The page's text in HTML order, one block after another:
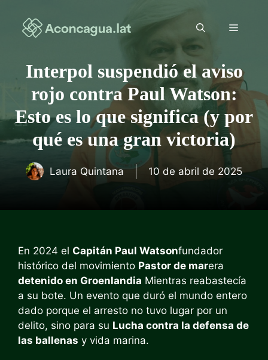
contenido
Menú
Interpol suspendió el aviso
rojo contra Paul Watson:
Esto es lo que significa (y por
qué es una gran victoria)
Laura Quintana 10 de abril de 2025
En 2024 el Capitán Paul Watsonfundador
histórico del movimiento Pastor de marera
detenido en Groenlandia Mientras reabastecía
a su bote. Un evento que duró el mundo entero
dado porque el arresto no tuvo lugar por un
delito, sino para su Lucha contra la defensa de
las ballenas y vida marina.